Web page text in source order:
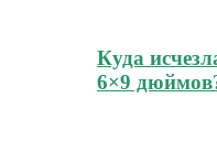
Куда
6×9